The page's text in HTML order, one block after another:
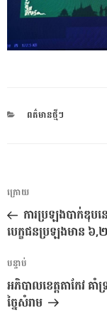
CATEGORIES
ពត៌មានថ្មីៗ
ការ​
នាំទិស​
ប្រកាស
អត្ថបទ
មុន
ក្រោយ
ការប្រឡងបាក់ឌុប
បេក្ខជនប្រឡងមាន ៦
អត្ថបទ
បន្ទាប់
បន្ទាប់
អភិបាលខេត្តតាកែវ គ
ច្នៃសំរាម